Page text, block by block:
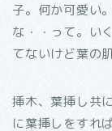
子。何か可愛い
な・・って。い
てないけど葉の
挿木、葉挿し共
に葉挿しをすれ